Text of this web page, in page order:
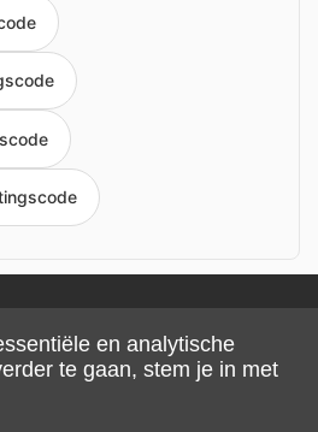
Multimedia GmbH
en analytische
te gaan, stem je in met